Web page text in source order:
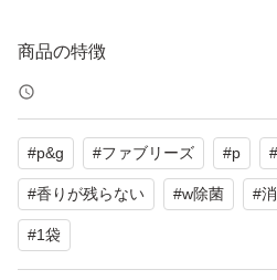
商品の特徴
スプレーするだけで除菌&消臭！
ファブリーズの成分：消臭成分
酸と同じ成分の除菌成分を配合
肌に触れる衣類やお子さまのい
#p&g #ファブリーズ #p #
#香りが残らない #w除菌 #
#1袋